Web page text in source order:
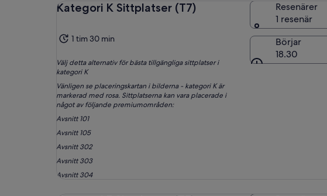
Kategori K Sittplatser (T7)
1 tim 30 min
Välj detta alternativ för bästa tillgängliga sittplatser i
kategori K
Vänligen se placeringskartan i bilderna - kategori K är
markerad med rosa. Sittplatserna kan vara placerade i
något av följande premiumområden:
Avsnitt 101
Avsnitt 105
Avsnitt 302
Avsnitt 303
Avsnitt 304
Resenärer
1 resenär
Börjar
18.30